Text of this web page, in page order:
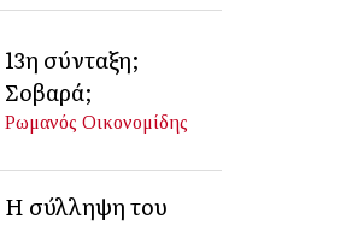
13η σύνταξη;
Σοβαρά;
Ρωμανός Οικονομίδης
Η σύλληψη του